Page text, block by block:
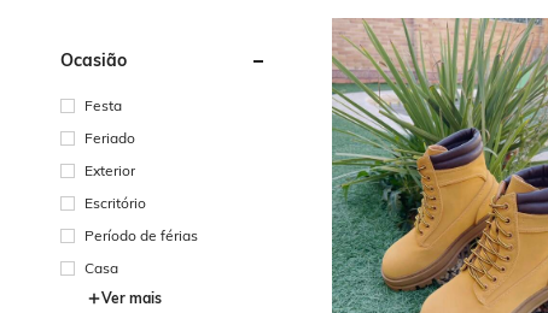
Ocasião
Festa
Feriado
Exterior
Escritório
Período de férias
Casa
Ver mais